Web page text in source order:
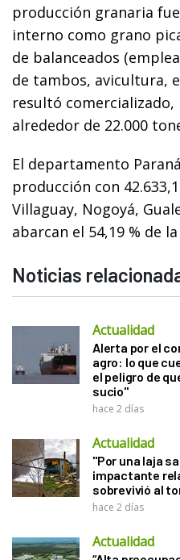
producción granaria
interno como grano
de balanceados
de tambos, avicultura,
resultó
alrededor de 22.000
El departamento
producción con
Villaguay, Nogoyá,
abarcan el 54,19 % de
Noticias
Actualidad
Alerta por el
agro: lo que
el peligro de
sucio"
hace 2 días
Actualidad
"Por una laja
impactante
sobrevivió al
hace 2 días
Actualidad